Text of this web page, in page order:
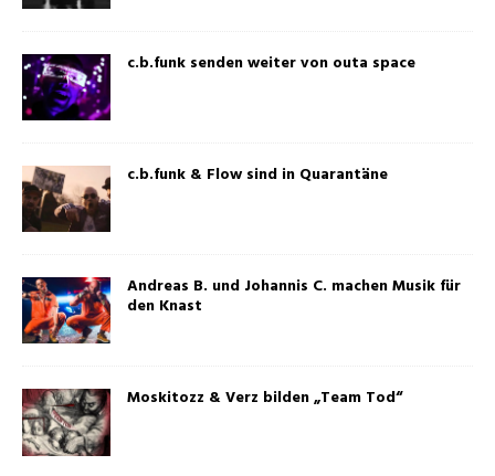
c.b.funk senden weiter von outa space
c.b.funk & Flow sind in Quarantäne
Andreas B. und Johannis C. machen Musik für
den Knast
Moskitozz & Verz bilden „Team Tod“